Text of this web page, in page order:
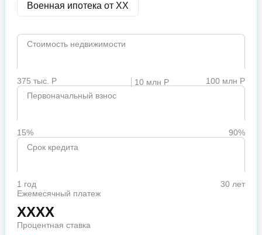
Военная ипотека от XX
Стоимость недвижимости
375 тыс. Р 10 млн Р
100 млн Р
Первоначальный взнос
15%
90%
Срок кредита
1 год
30 лет
Ежемесячный платеж
XXXX
Процентная ставка